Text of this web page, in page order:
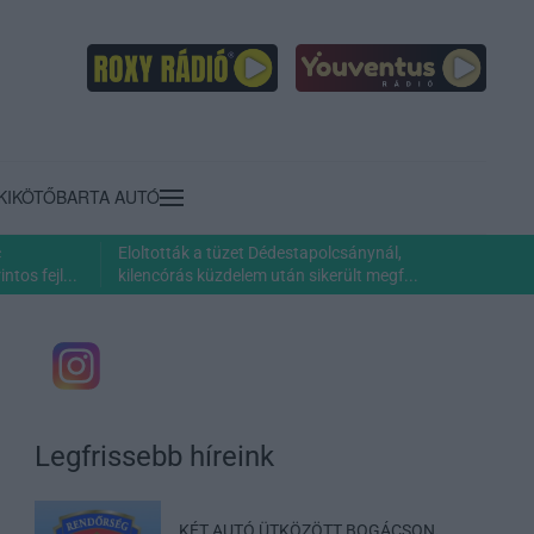
BARTA AUTÓ
fejl...
Eloltották a tüzet Dédestapolcsánynál,
kilencórás küzdelem után sikerült megf...
Legfrissebb híreink
KÉT AUTÓ ÜTKÖZÖTT BOGÁCSON,